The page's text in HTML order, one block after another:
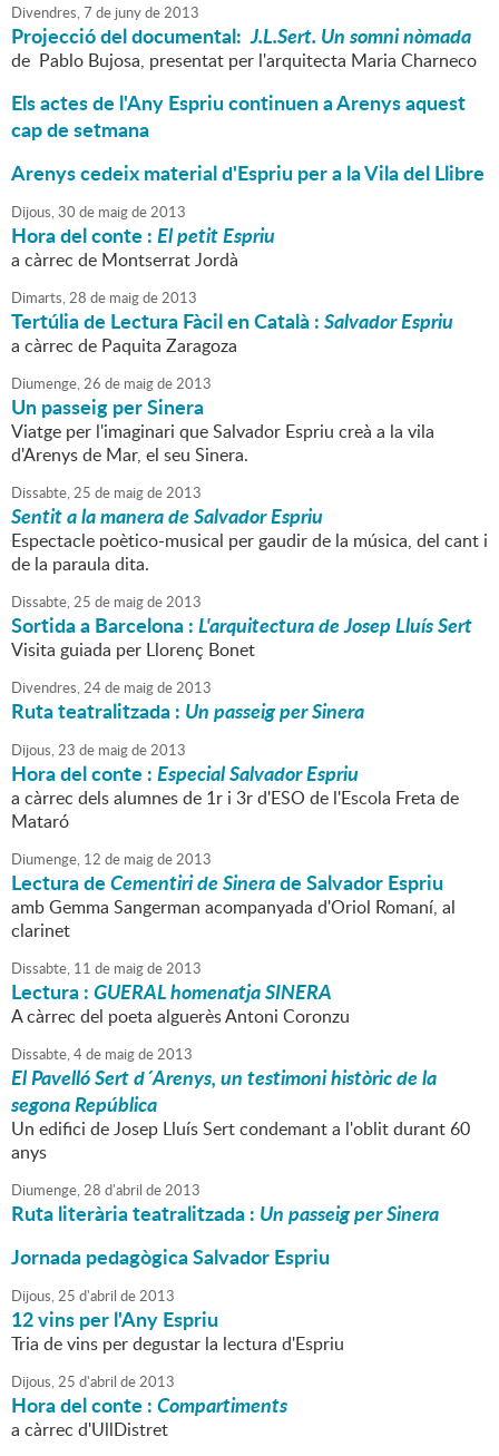
Divendres,7 de junyde2013
Projecció del documental:J.L.Sert. Un somni nòmada
de Pablo Bujosa, presentat per l'arquitecta Maria Charneco
Els actes de l'Any Espriu continuen a Arenys aquest
cap de setmana
Arenys cedeix material d'Espriu per a la Vila del Llibre
Dijous,30 de maigde2013
Hora del conte :El petit Espriu
a càrrec de Montserrat Jordà
Dimarts,28 de maigde2013
Tertúlia de Lectura Fàcil en Català :Salvador Espriu
a càrrec de Paquita Zaragoza
Diumenge,26 de maigde2013
Un passeig per Sinera
Viatge per l'imaginari que Salvador Espriu creà a la vila
d'Arenys de Mar, el seu Sinera.
Dissabte,25 de maigde2013
Sentit a la manera de Salvador Espriu
Espectacle poètico-musical per gaudir de la música, del cant i
de la paraula dita.
Dissabte,25 de maigde2013
Sortida a Barcelona :L'arquitectura de Josep Lluís Sert
Visita guiada per Llorenç Bonet
Divendres,24de maigde2013
Ruta teatralitzada : Un passeig per Sinera
Dijous,23 de maigde2013
Hora del conte :Especial Salvador Espriu
a càrrec dels alumnes de 1r i 3r d'ESO de l'Escola Freta de
Mataró
Diumenge, 12 de maigde2013
Lectura deCementiri de Sinerade Salvador Espriu
amb Gemma Sangerman acompanyada d'Oriol Romaní, al
clarinet
Dissabte, 11 de maigde2013
Lectura :GUERAL homenatja SINERA
A càrrec del poeta alguerès Antoni Coronzu
Dissabte,4de maigde2013
El Pavelló Sert d´Arenys, un testimoni històric de la
segona República
Un edifici de Josep Lluís Sert condemant a l'oblit durant 60
anys
Diumenge,28 d'abril de2013
Ruta literària teatralitzada : Un passeig per Sinera
Jornada pedagògica Salvador Espriu
Dijous,25 d'abril de2013
12 vins per l'Any Espriu
Tria de vins per degustar la lectura d'Espriu
Dijous,25 d'abril de2013
Hora del conte :Compartiments
a càrrec d'UllDistret